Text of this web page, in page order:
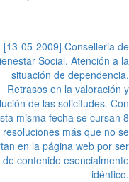
[13-05-2009] Conselleria de
Social. Atención a la
situación de dependencia.
Retrasos en la valoración y
de las solicitudes. Con
misma fecha se cursan 8
resoluciones más que no se
en la página web por ser
de contenido esencialmente
idéntico.